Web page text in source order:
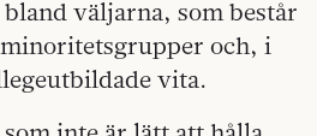
väljarna, som består
och, i
vita.